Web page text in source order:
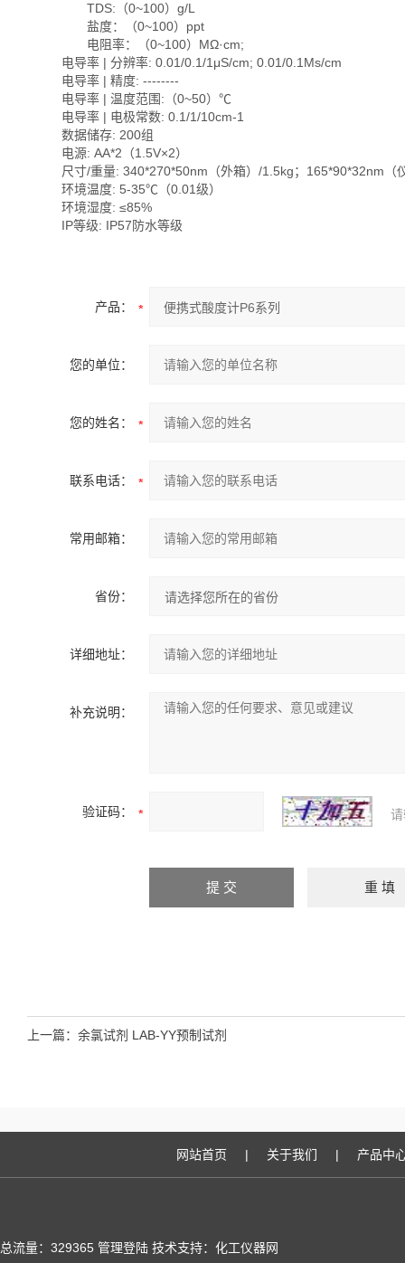
TDS:（0~100）g/L
盐度：（0~100）ppt
电阻率：（0~100）MΩ·cm;
电导率 | 分辨率: 0.01/0.1/1μS/cm; 0.01/0.1Ms/cm
电导率 | 精度: --------
电导率 | 温度范围:（0~50）℃
电导率 | 电极常数: 0.1/1/10cm-1
数据储存: 200组
电源: AA*2（1.5V×2）
尺寸/重量: 340*270*50nm（外箱）/1.5kg；165*90*32nm（
环境温度: 5-35℃（0.01级）
环境湿度: ≤85%
IP等级: IP57防水等级
产品：
您的单位：
您的姓名：
联系电话：
常用邮箱：
省份：
详细地址：
补充说明：
验证码：
上一篇： 余氯试剂 LAB-YY预制试剂
网站首页 | 关于我们 | 产品中
总流量：329365 管理登陆 技术支持：化工仪器网